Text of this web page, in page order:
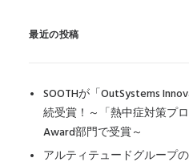
最近の投稿
SOOTHが「OutSystems
続受賞！～「熱中症対策プ
Award部門で受賞～
アルティテュードグループ